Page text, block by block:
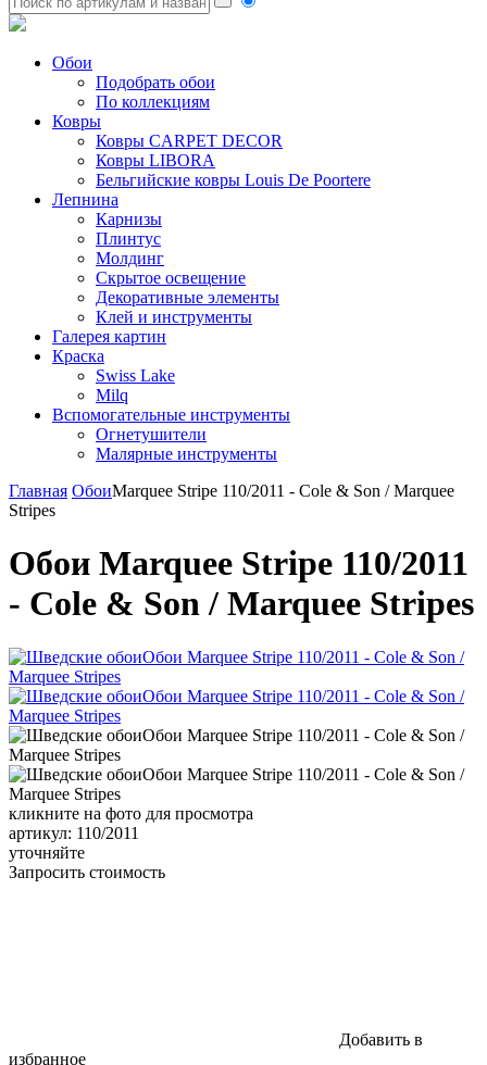
Обои
Подобрать обои
По коллекциям
Ковры
Ковры CARPET DECOR
Ковры LIBORA
Бельгийские ковры Louis De Poortere
Лепнина
Карнизы
Плинтус
Молдинг
Скрытое освещение
Декоративные элементы
Клей и инструменты
Галерея картин
Краска
Swiss Lake
Milq
Вспомогательные инструменты
Огнетушители
Малярные инструменты
Главная ОбоиMarquee Stripe 110/2011 - Cole & Son / Marquee
Stripes
Обои Marquee Stripe 110/2011
- Cole & Son / Marquee Stripes
кликните на фото для просмотра
артикул: 110/2011
уточняйте
Запросить стоимость
Добавить в
избранное